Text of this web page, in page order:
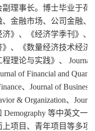
理事长。博士毕业于荷
金融市场、公司金融、
》、《经济学季刊》、
、《数量经济技术经济
理论与实践》、 Journal
of Financial and
、Journal of Business
& Organization、
Demography 等中英文一
项目、青年项目等多项